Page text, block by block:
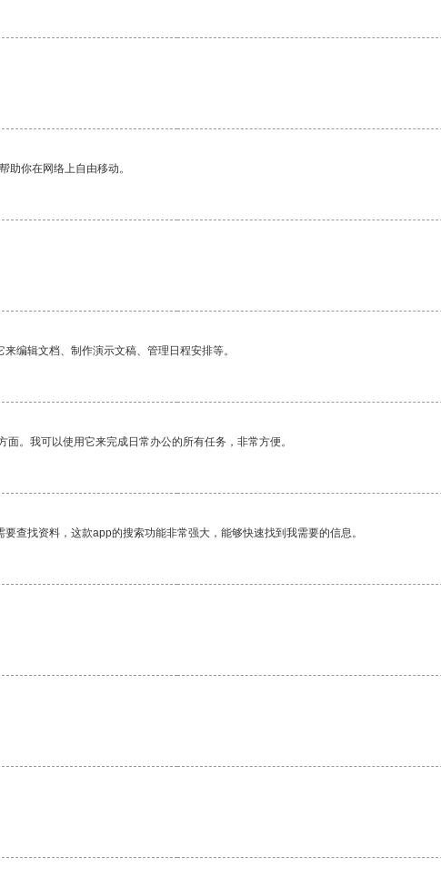
助你在网络上自由移动。
编辑文档、制作演示文稿、管理日程安排等。
。我可以使用它来完成日常办公的所有任务，非常方便。
查找资料，这款app的搜索功能非常强大，能够快速找到我需要的信息。